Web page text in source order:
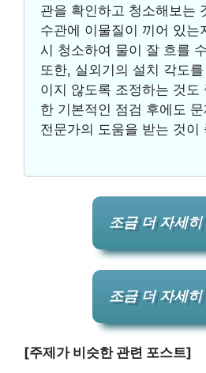
관을 확인하고 청소해보는
수관에 이물질이 끼어 있는
시 청소하여 물이 잘 흐를
또한, 실외기의 설치 각도
이지 않도록 조정하는 것도
한 기본적인 점검 후에도
전문가의 도움을 받는 것이
조금 더 자세히
조금 더 자세히
[주제가 비슷한 관련 포스트]